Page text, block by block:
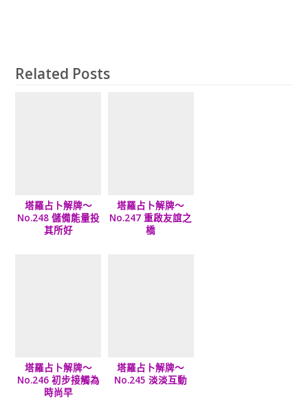
Related Posts
塔羅占卜解牌～
No.248 儲備能量投
其所好
塔羅占卜解牌～
No.247 重啟友誼之
橋
塔羅占卜解牌～
No.246 初步接觸為
時尚早
塔羅占卜解牌～
No.245 淡淡互動